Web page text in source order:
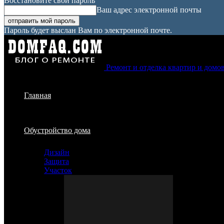
Ваш адрес электронной почты
Пароль будет выслан Вам по электронной почте.
Ремонт и отделка квартир и
Главная
Обустройство дома
Дизайн
Защита
Участок